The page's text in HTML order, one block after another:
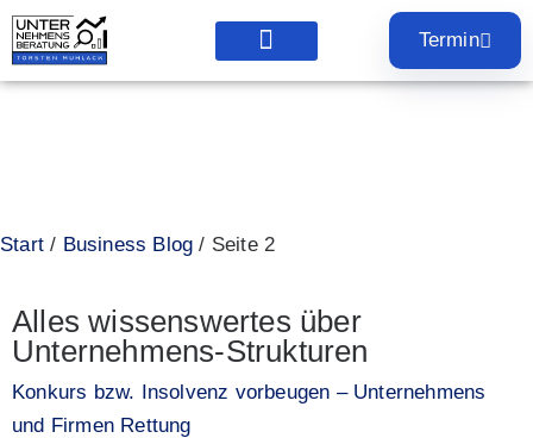
Termin
Start / Business Blog / Seite 2
Alles wissenswertes über
Unternehmens-Strukturen
Konkurs bzw. Insolvenz vorbeugen – Unternehmens
und Firmen Rettung